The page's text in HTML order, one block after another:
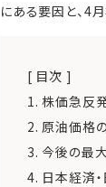
にある要因と、4
[ 目次 ]
1. 株価急反
2. 原油価格
3. 今後の最
4. 日本経済